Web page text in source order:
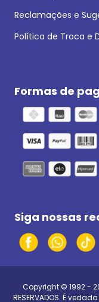
Reclamações e
Política de Troca e
Formas de
Siga nossas
Copyright © 1992 -
RESERVADOS. É